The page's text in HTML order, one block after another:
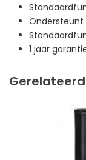
Ondersteunt
1 jaar